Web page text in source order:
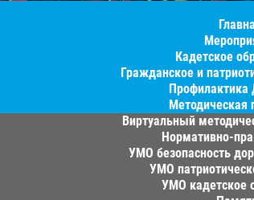
Кадетское
Гражданское и
Методическая
Виртуальный
Нормативно-
УМО безопасность
УМО
УМО кадетское